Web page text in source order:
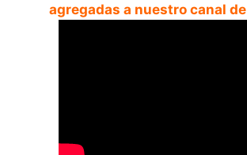
agregadas a nuestro canal de